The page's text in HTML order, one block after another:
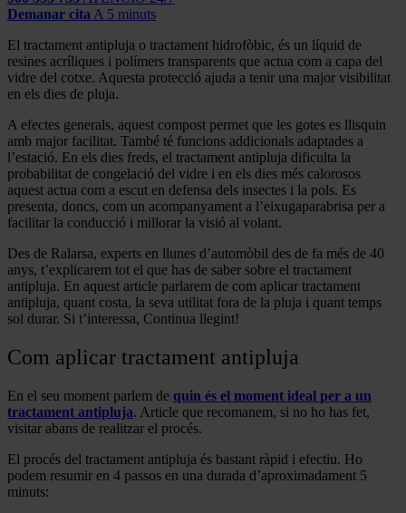
Demanar cita A 5 minuts
El tractament antipluja o tractament hidrofòbic, és un líquid de
resines acríliques i polímers transparents que actua com a capa del
vidre del cotxe. Aquesta protecció ajuda a tenir una major visibilitat
en els dies de pluja.
A efectes generals, aquest compost permet que les gotes es llisquin
amb major facilitat. També té funcions addicionals adaptades a
l’estació. En els dies freds, el tractament antipluja dificulta la
probabilitat de congelació del vidre i en els dies més calorosos
aquest actua com a escut en defensa dels insectes i la pols. Es
presenta, doncs, com un acompanyament a l’eixugaparabrisa per a
facilitar la conducció i millorar la visió al volant.
Des de Ralarsa, experts en llunes d’automòbil des de fa més de 40
anys, t’explicarem tot el que has de saber sobre el tractament
antipluja. En aquest article parlarem de com aplicar tractament
antipluja, quant costa, la seva utilitat fora de la pluja i quant temps
sol durar. Si t’interessa, Continua llegint!
Com aplicar tractament antipluja
En el seu moment parlem de quin és el moment ideal per a un
tractament antipluja. Article que recomanem, si no ho has fet,
visitar abans de realitzar el procés.
El procés del tractament antipluja és bastant ràpid i efectiu. Ho
podem resumir en 4 passos en una durada d’aproximadament 5
minuts: